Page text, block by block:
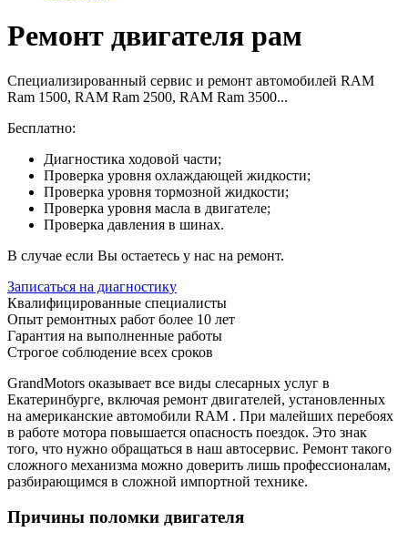
Ремонт двигателя рам
Специализированный сервис и ремонт автомобилей RAM
Ram 1500, RAM Ram 2500, RAM Ram 3500...
Бесплатно:
Диагностика ходовой части;
Проверка уровня охлаждающей жидкости;
Проверка уровня тормозной жидкости;
Проверка уровня масла в двигателе;
Проверка давления в шинах.
В случае если Вы остаетесь у нас на ремонт.
Записаться на диагностику
Квалифицированные специалисты
Опыт ремонтных работ более 10 лет
Гарантия на выполненные работы
Строгое соблюдение всех сроков
GrandMotors оказывает все виды слесарных услуг в
Екатеринбурге, включая ремонт двигателей, установленных
на американские автомобили RAM . При малейших перебоях
в работе мотора повышается опасность поездок. Это знак
того, что нужно обращаться в наш автосервис. Ремонт такого
сложного механизма можно доверить лишь профессионалам,
разбирающимся в сложной импортной технике.
Причины поломки двигателя